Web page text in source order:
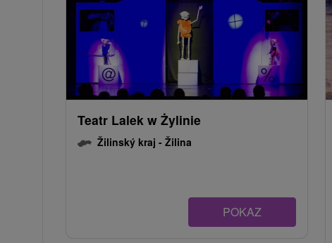
Teatr Lalek w Żylinie
Žilinský kraj - Žilina
POKAZ